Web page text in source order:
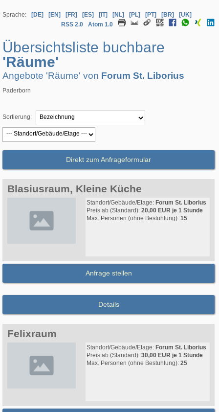
Sprache: [DE] [EN] [FR] [ES] [IT] [NL] [PL] [PT] [BR]
[UK]
RSS 2.0
Atom 1.0
Übersichtsliste buchbare
'Räume'
Angebote 'Räume' von Forum St. Liborius
Paderborn
Sortierung:
Direkt zum Anfrageformular
Blasiusraum, Kleine Küche
Standort/Gebäude/Etage: Forum St. Liborius
Preis ab (Standard): 20,00 EUR je 1 Stunde
Max. Personen (ohne Bestuhlung): 15
Anfrage stellen
Details
Felixraum
Standort/Gebäude/Etage: Forum St. Liborius
Preis ab (Standard): 30,00 EUR je 1 Stunde
Max. Personen (ohne Bestuhlung): 25